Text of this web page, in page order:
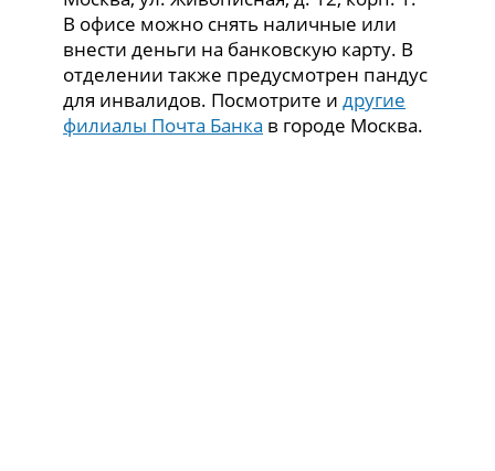
В офисе можно снять наличные или
внести деньги на банковскую карту. В
отделении также предусмотрен пандус
для инвалидов. Посмотрите идругие
филиалы Почта Банка в городе Москва.